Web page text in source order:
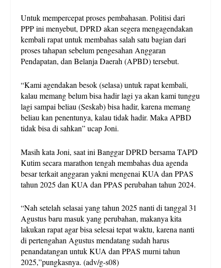
Untuk mempercepat proses pembahasan. Politisi dari
PPP ini menyebut, DPRD akan segera mengagendakan
kembali rapat untuk membahas salah satu bagian dari
proses tahapan sebelum pengesahan Anggaran
Pendapatan, dan Belanja Daerah (APBD) tersebut.
“Kami agendakan besok (selasa) untuk rapat kembali,
kalau memang belum bisa hadir lagi ya akan kami tunggu
lagi sampai beliau (Seskab) bisa hadir, karena memang
beliau kan penentunya, kalau tidak hadir. Maka APBD
tidak bisa di sahkan” ucap Joni.
Masih kata Joni, saat ini Banggar DPRD bersama TAPD
Kutim secara marathon tengah membahas dua agenda
besar terkait anggaran yakni mengenai KUA dan PPAS
tahun 2025 dan KUA dan PPAS perubahan tahun 2024.
“Nah setelah selasai yang tahun 2025 nanti di tanggal 31
Agustus baru masuk yang perubahan, makanya kita
lakukan rapat agar bisa selesai tepat waktu, karena nanti
di pertengahan Agustus mendatang sudah harus
penandatangan untuk KUA dan PPAS murni tahun
2025,”pungkasnya. (adv/g-s08)